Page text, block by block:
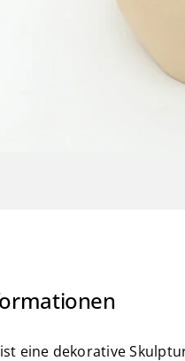
eine dekorative